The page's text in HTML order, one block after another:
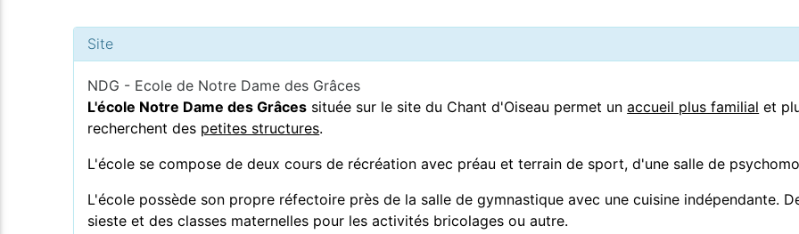
Site
NDG - Ecole de Notre Dame des Grâces
L'école Notre Dame des Grâces située sur le site du Chant d'Oiseau permet unaccueil plus familial et
recherchent des petites structures.
L'école se compose de deux cours de récréation avec préau et terrain de sport, d'une salle de
L'école possède son propre réfectoire près de la salle de gymnastique avec une cuisine indépendante.
sieste et des classes maternelles pour les activités bricolages ou autre.